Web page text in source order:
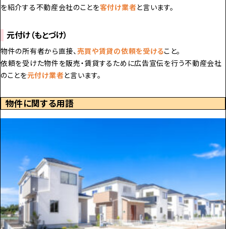
を紹介する不動産会社のことを客付け業者と言います。
元付け（もとづけ）
物件の所有者から直接、売買や賃貸の依頼を受けること。
依頼を受けた物件を販売・賃貸するために広告宣伝を行う不動産会社
のことを元付け業者と言います。
物件に関する用語